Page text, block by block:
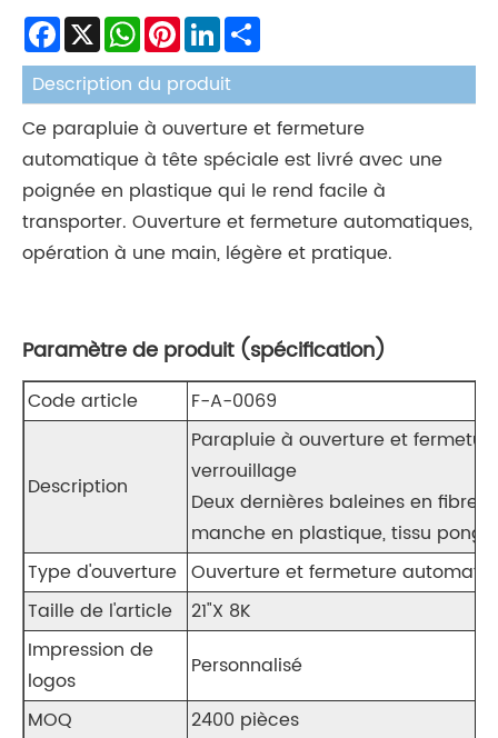
Facebook
X WhatsAppPinterestLinkedIn
Description du produit
Ce parapluie à ouverture et fermeture
automatique à tête spéciale est livré avec une
poignée en plastique qui le rend facile à
transporter. Ouverture et fermeture automatiques,
opération à une main, légère et pratique.
Paramètre de produit (spécification)
Code article F-A-0069
Description
Parapluie à ouverture et
verrouillage
Deux dernières baleines en fibre
manche en plastique, tissu pongé
Type d'ouverture Ouverture et fermeture
Taille de l'article
21"X 8K
Impression de
logos
Personnalisé
MOQ
2400 pièces